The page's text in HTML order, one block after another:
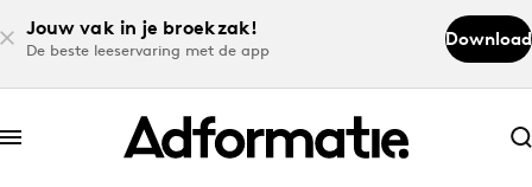
Jouw vak in je broekzak!
De beste leeservaring met de app
Download
Abonneer nu
Abonneer nu